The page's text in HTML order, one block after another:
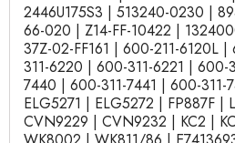
2446U175S3 | 513240-0230 |
66-020 | Z14-FF-10422 |
37Z-02-FF161 | 600-211-6120L
311-6220 | 600-311-6221 | 600-
7440 | 600-311-7441 | 600-311-
ELG5271 | ELG5272 | FP887F |
CVN9229 | CVN9232 | KC2 |